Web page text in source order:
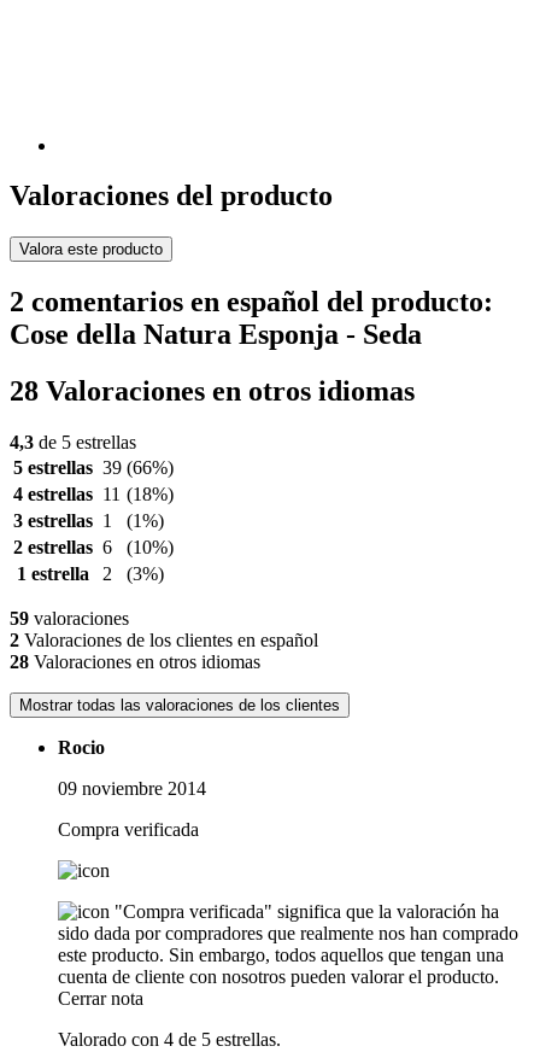
Valoraciones del producto
Valora este producto
2 comentarios en español del producto:
Cose della Natura Esponja - Seda
28 Valoraciones en otros idiomas
4,3 de 5 estrellas
5 estrellas 39 (66%)
4 estrellas 11 (18%)
3 estrellas 1
(1%)
2 estrellas 6
(10%)
1 estrella
2 (3%)
59 valoraciones
2 Valoraciones de los clientes en español
28 Valoraciones en otros idiomas
Mostrar todas las valoraciones de los clientes
Rocio
09 noviembre 2014
Compra verificada
"Compra verificada" significa que la valoración ha
sido dada por compradores que realmente nos han comprado
este producto. Sin embargo, todos aquellos que tengan una
cuenta de cliente con nosotros pueden valorar el producto.
Cerrar nota
Valorado con 4 de 5 estrellas.